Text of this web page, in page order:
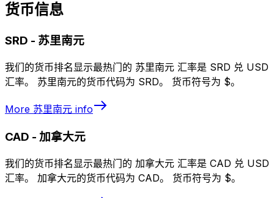
货币信息
SRD - 苏里南元
我们的货币排名显示最热门的 苏里南元 汇率是 SRD 兑 USD
汇率。 苏里南元的货币代码为 SRD。 货币符号为 $。
More 苏里南元 info
CAD - 加拿大元
我们的货币排名显示最热门的 加拿大元 汇率是 CAD 兑 USD
汇率。 加拿大元的货币代码为 CAD。 货币符号为 $。